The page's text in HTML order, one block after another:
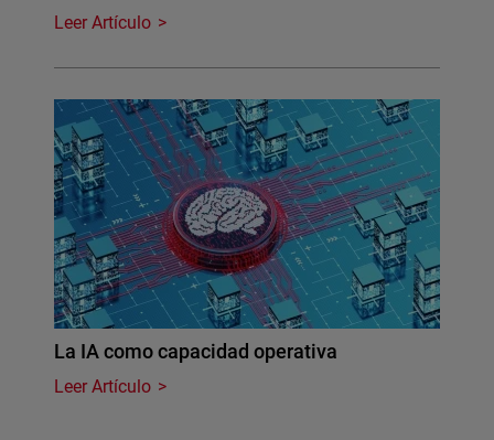
Leer Artículo
La IA como capacidad operativa
Leer Artículo